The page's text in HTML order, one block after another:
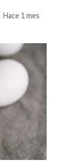
Hace 1 mes